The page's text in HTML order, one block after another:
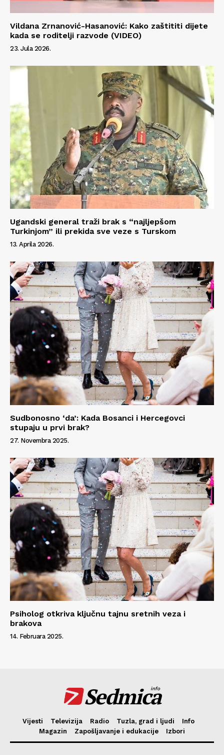
Vildana Zrnanović-Hasanović: Kako zaštititi dijete
kada se roditelji razvode (VIDEO)
23. Jula 2026.
Ugandski general traži brak s “najljepšom
Turkinjom” ili prekida sve veze s Turskom
13. Aprila 2026.
Sudbonosno ‘da’: Kada Bosanci i Hercegovci
stupaju u prvi brak?
27. Novembra 2025.
Psiholog otkriva ključnu tajnu sretnih veza i
brakova
14. Februara 2025.
Sedmica
info
Vijesti Televizija Radio Tuzla, grad i ljudi
Info
Magazin
Zapošljavanje i edukacije Izbori